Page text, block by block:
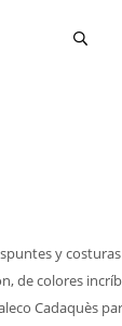
y
de colores
Cadaquès